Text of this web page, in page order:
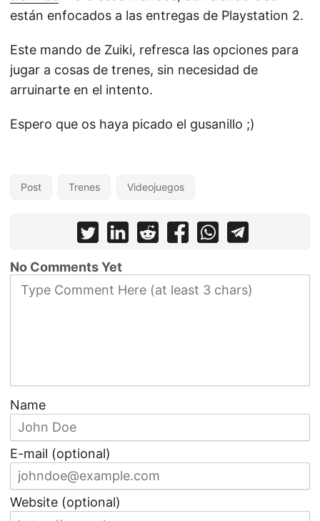
están enfocados a las entregas de Playstation 2.
Este mando de Zuiki, refresca las opciones para
jugar a cosas de trenes, sin necesidad de
arruinarte en el intento.
Espero que os haya picado el gusanillo ;)
Post Trenes Videojuegos
No Comments Yet
Name
E-mail (optional)
Website (optional)